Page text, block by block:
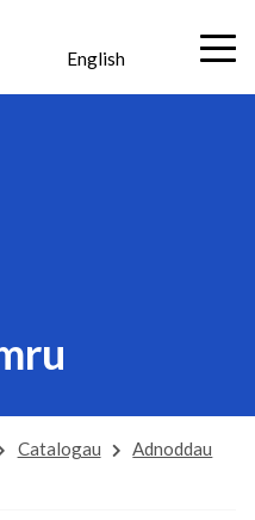
English
Catalogau
Adnoddau